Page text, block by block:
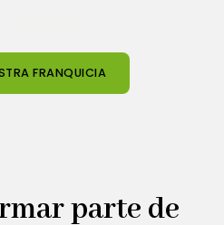
FRANQUICIA
parte de